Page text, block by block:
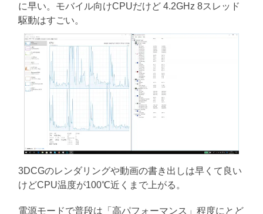
に早い。モバイル向けCPUだけど 4.2GHz 8スレッド
駆動はすごい。
3DCGのレンダリングや動画の書き出しは早くて良い
けどCPU温度が100℃近くまで上がる。
電源モードで普段は「高パフォーマンス」程度にとど